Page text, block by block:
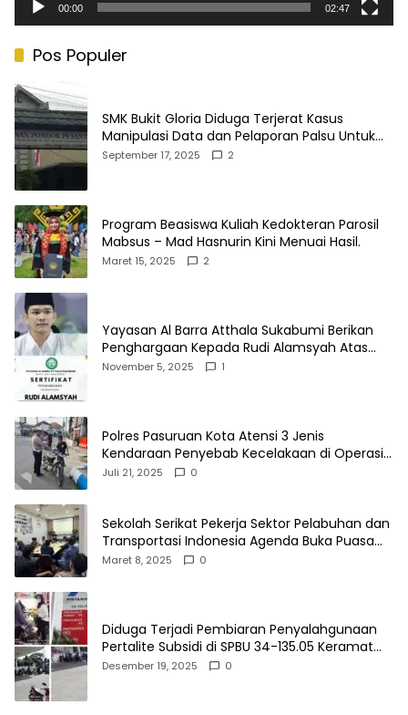
00:00 02:47
Pos Populer
SMK Bukit Gloria Diduga Terjerat Kasus
Manipulasi Data dan Pelaporan Palsu Untuk
Mendapatkan Dana Bos
September 17, 2025 2
Program Beasiswa Kuliah Kedokteran Parosil
Mabsus – Mad Hasnurin Kini Menuai Hasil.
Maret 15, 2025 2
Yayasan Al Barra Atthala Sukabumi Berikan
Penghargaan Kepada Rudi Alamsyah Atas
Kontribusi Sosial dan Kemasyarakatan
November 5, 2025 1
Polres Pasuruan Kota Atensi 3 Jenis
Kendaraan Penyebab Kecelakaan di Operasi
Patuh Semeru 2025
Juli 21, 2025 0
Sekolah Serikat Pekerja Sektor Pelabuhan dan
Transportasi Indonesia Agenda Buka Puasa
Bersama
Maret 8, 2025 0
Diduga Terjadi Pembiaran Penyalahgunaan
Pertalite Subsidi di SPBU 34-135.05 Keramat
Jati, Penimbun Bebas Bertransaksi
Desember 19, 2025 0